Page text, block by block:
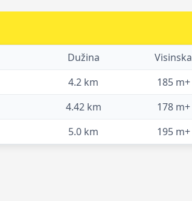
Dužina Visinska
4.2 km 185 m+
4.42 km 178 m+
5.0 km 195 m+